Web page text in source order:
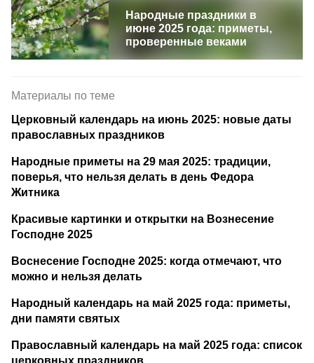
Народные праздники в
июне 2025 года: приметы,
проверенные веками
Материалы по теме
Церковный календарь на июнь 2025: новые даты
православных праздников
Народные приметы на 29 мая 2025: традиции,
поверья, что нельзя делать в день Федора
Житника
Красивые картинки и открытки на Вознесение
Господне 2025
Воснесение Господне 2025: когда отмечают, что
можно и нельзя делать
Народный календарь на май 2025 года: приметы,
дни памяти святых
Православный календарь на май 2025 года: список
церковных праздников